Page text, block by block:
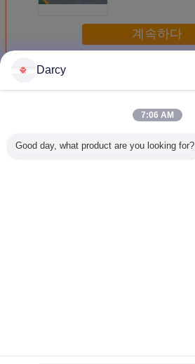
계속하다
더 많은 것관 분쇄기 기계
ASTM 정밀도 관을
낮은 탄소 강철을
Darcy
7:06 AM
Good day, what product are you looking for?